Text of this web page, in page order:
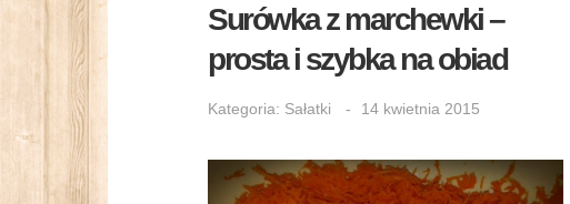
Surówka z marchewki –
prosta i szybka na obiad
Kategoria: Sałatki 14 kwietnia 2015